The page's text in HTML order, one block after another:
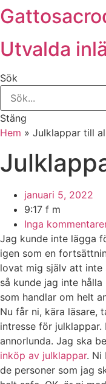
Hoppa
till
innehåll
Utvalda
Sök
Stäng
Hem » Julklappar till
januari 5, 2022
9:17 f m
Inga
Jag kunde inte lägga
igen som en
lovat mig själv att
så kunde jag inte
som handlar om helt
Nu får ni, kära läsare,
intresse för
annorlunda. Jag ska
inköp av julklappar. Ni
de personer som jag